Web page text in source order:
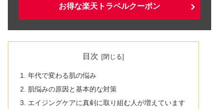
お得な楽天トラベルクーポン
目次
年代で変わる肌の悩み
肌悩みの原因と基本的な対策
エイジングケアに真剣に取り組む人が増えています